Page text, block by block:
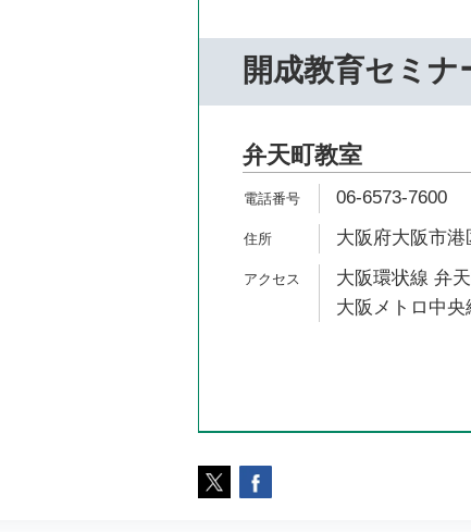
開成教育セミナ
弁天町教室
06-6573-7600
大阪府大阪市
大阪環状線 弁
大阪メトロ中